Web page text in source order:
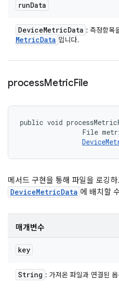
runData
DeviceMetricData : 측정항목
MetricData 입니다.
processMetricFile
public void
File
메서드 구현을 통해 파일을 로깅
DeviceMetricData 에 배치할
매개변수
key
String : 가져온 파일과 연결된